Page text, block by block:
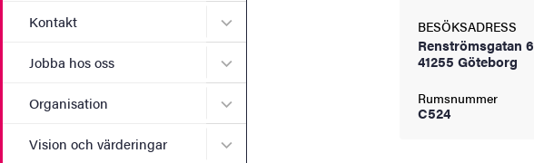
Kontakt Undermeny för Kontakt
Jobba hos oss Undermeny för Jobba hos oss
Organisation Undermeny för Organisation
Vision och värderingar Undermeny för Vision och värderingar
BESÖKSADRESS
Renströmsgatan 6
41255 Göteborg
Rumsnummer
C524